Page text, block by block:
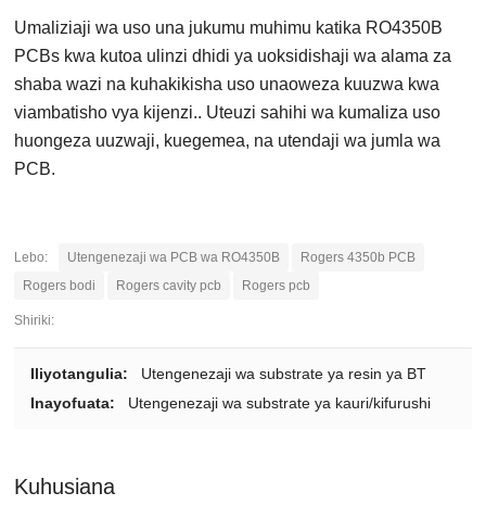
Umaliziaji wa uso una jukumu muhimu katika RO4350B
PCBs kwa kutoa ulinzi dhidi ya uoksidishaji wa alama za
shaba wazi na kuhakikisha uso unaoweza kuuzwa kwa
viambatisho vya kijenzi.. Uteuzi sahihi wa kumaliza uso
huongeza uuzwaji, kuegemea, na utendaji wa jumla wa
PCB.
Lebo: Utengenezaji wa PCB wa RO4350B
Rogers 4350b PCB
Rogers bodi
Rogers cavity pcb Rogers pcb
Shiriki:
Iliyotangulia:
Utengenezaji wa substrate ya resin ya BT
Inayofuata:
Utengenezaji wa substrate ya kauri/kifurushi
Kuhusiana